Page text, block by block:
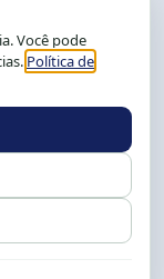
ou 2105
Fale conosco